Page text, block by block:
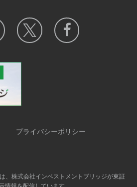
プライバシーポリシー
、株式会社インベストメントブリッジが東証